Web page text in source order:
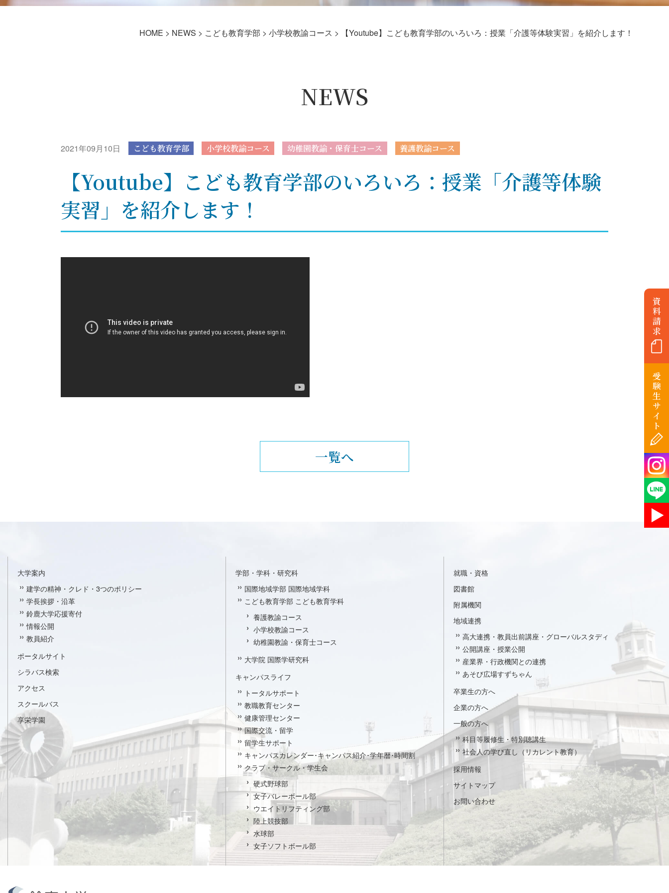
資
料
請
求
受
験
生
サ
イ
ト
HOME > NEWS > こども教育学部 > 小学校教諭コース > 【Youtube】こども教育学部のいろいろ：授業「介護等体験実習」を紹介します！
NEWS
2021年09月10日 こども教育学部 小学校教諭コース 幼稚園教諭・保育士コース 養護教諭コース
【Youtube】こども教育学部のいろいろ：授業「介護等体験
実習」を紹介します！
一覧へ
大学案内
建学の精神・クレド・3つのポリシー
学長挨拶・沿革
鈴鹿大学応援寄付
情報公開
教員紹介
ポータルサイト
シラバス検索
アクセス
スクールバス
享栄学園
学部・学科・研究科
国際地域学部 国際地域学科
こども教育学部 こども教育学科
養護教諭コース
小学校教諭コース
幼稚園教諭・保育士コース
大学院 国際学研究科
キャンパスライフ
トータルサポート
教職教育センター
健康管理センター
国際交流・留学
留学生サポート
キャンパスカレンダー･キャンパス紹介･学年暦･時間割
クラブ・サークル・学生会
硬式野球部
女子バレーボール部
ウエイトリフティング部
陸上競技部
水球部
女子ソフトボール部
就職・資格
図書館
附属機関
地域連携
高大連携・教員出前講座・グローバルスタディ
公開講座・授業公開
産業界・行政機関との連携
あそび広場すずちゃん
卒業生の方へ
企業の方へ
一般の方へ
科目等履修生・特別聴講生
社会人の学び直し（リカレント教育）
採用情報
サイトマップ
お問い合わせ